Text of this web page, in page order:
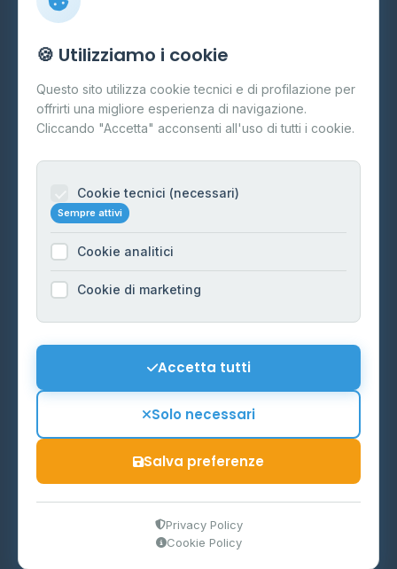
Info
Cos'è il GPL
FAQ
Contatti
Informazioni legali
Cookie Policy
Preferenze Cookie
Mappa del sito
P.IVA 03859300364
Ministero delle Imprese e del Made in Italy
🍪 Utilizziamo i cookie
Questo sito utilizza cookie tecnici e di profilazione per
offrirti una migliore esperienza di navigazione.
Cliccando "Accetta" acconsenti all'uso di tutti i cookie.
Cookie tecnici (necessari)
Sempre attivi
Cookie analitici
Cookie di marketing
Accetta tutti
Solo necessari
Salva preferenze
Privacy Policy
Cookie Policy